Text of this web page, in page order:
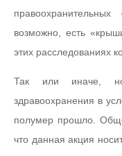
возможно, есть
этих расследованиях
Так или иначе,
здравоохранения в
полумер прошло.
что данная акция